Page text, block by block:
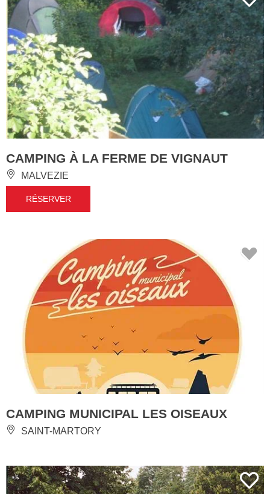
CAMPING À LA FERME DE VIGNAUT
MALVEZIE
RÉSERVER
CAMPING MUNICIPAL LES OISEAUX
SAINT-MARTORY